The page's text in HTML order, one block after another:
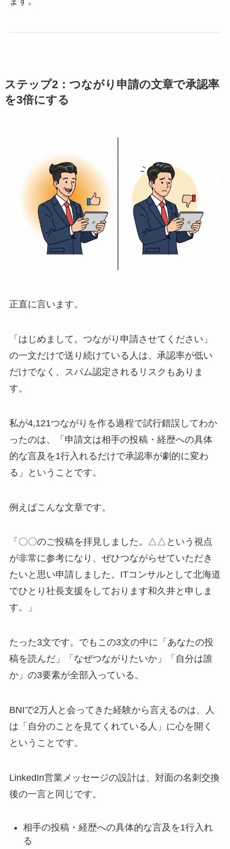
ステップ2：つながり申請の文章で承認率
を3倍にする
正直に言います。
「はじめまして。つながり申請させてください」
の一文だけで送り続けている人は、承認率が低い
だけでなく、スパム認定されるリスクもありま
す。
私が4,121つながりを作る過程で試行錯誤してわか
ったのは、「申請文は相手の投稿・経歴への具体
的な言及を1行入れるだけで承認率が劇的に変わ
る」ということです。
例えばこんな文章です。
「〇〇のご投稿を拝見しました。△△という視点
が非常に参考になり、ぜひつながらせていただき
たいと思い申請しました。ITコンサルとして北海道
でひとり社長支援をしております和久井と申しま
す。」
たった3文です。でもこの3文の中に「あなたの投
稿を読んだ」「なぜつながりたいか」「自分は誰
か」の3要素が全部入っている。
BNIで2万人と会ってきた経験から言えるのは、人
は「自分のことを見てくれている人」に心を開く
ということです。
LinkedIn営業メッセージの設計は、対面の名刺交換
後の一言と同じです。
相手の投稿・経歴への具体的な言及を1行入れ
る